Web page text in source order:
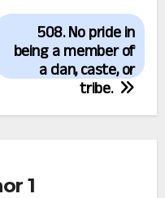
508. No pride in
being a member of
a clan, caste, or
tribe.
1